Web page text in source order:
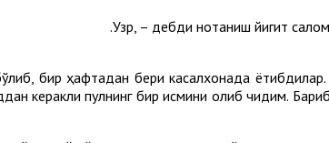
бир ҳафтадан бери касалхонада
керакли пулнинг бир қисмини олиб чиқдим.